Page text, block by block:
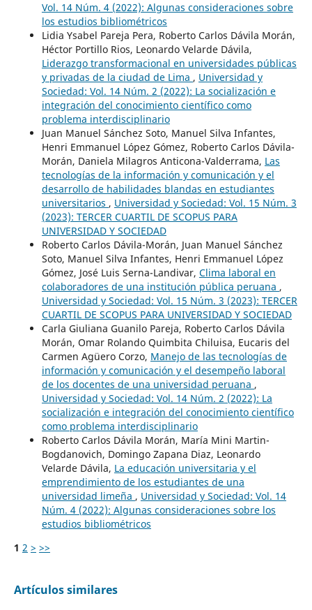
Vol. 14 Núm. 4 (2022): Algunas consideraciones sobre
los estudios bibliométricos
Lidia Ysabel Pareja Pera, Roberto Carlos Dávila Morán,
Héctor Portillo Rios, Leonardo Velarde Dávila,
Liderazgo transformacional en universidades públicas
y privadas de la ciudad de Lima , Universidad y
Sociedad: Vol. 14 Núm. 2 (2022): La socialización e
integración del conocimiento científico como
problema interdisciplinario
Juan Manuel Sánchez Soto, Manuel Silva Infantes,
Henri Emmanuel López Gómez, Roberto Carlos Dávila-
Morán, Daniela Milagros Anticona-Valderrama, Las
tecnologías de la información y comunicación y el
desarrollo de habilidades blandas en estudiantes
universitarios , Universidad y Sociedad: Vol. 15 Núm. 3
(2023): TERCER CUARTIL DE SCOPUS PARA
UNIVERSIDAD Y SOCIEDAD
Roberto Carlos Dávila-Morán, Juan Manuel Sánchez
Soto, Manuel Silva Infantes, Henri Emmanuel López
Gómez, José Luis Serna-Landivar, Clima laboral en
colaboradores de una institución pública peruana ,
Universidad y Sociedad: Vol. 15 Núm. 3 (2023): TERCER
CUARTIL DE SCOPUS PARA UNIVERSIDAD Y SOCIEDAD
Carla Giuliana Guanilo Pareja, Roberto Carlos Dávila
Morán, Omar Rolando Quimbita Chiluisa, Eucaris del
Carmen Agüero Corzo, Manejo de las tecnologías de
información y comunicación y el desempeño laboral
de los docentes de una universidad peruana ,
Universidad y Sociedad: Vol. 14 Núm. 2 (2022): La
socialización e integración del conocimiento científico
como problema interdisciplinario
Roberto Carlos Dávila Morán, María Mini Martin-
Bogdanovich, Domingo Zapana Diaz, Leonardo
Velarde Dávila, La educación universitaria y el
emprendimiento de los estudiantes de una
universidad limeña , Universidad y Sociedad: Vol. 14
Núm. 4 (2022): Algunas consideraciones sobre los
estudios bibliométricos
1 2 > >>
Artículos similares